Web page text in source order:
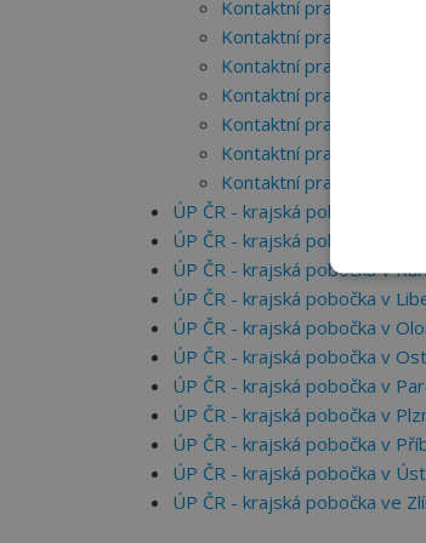
Kontaktní pracoviště
Kontaktní pracoviště
Kontaktní pracoviště
Kontaktní pracoviště
Kontaktní pracoviště
Kontaktní pracoviště
Kontaktní pracoviště
ÚP ČR - krajská pobočka v
ÚP ČR - krajská pobočka v
ÚP ČR - krajská pobočka v
ÚP ČR - krajská pobočka v
ÚP ČR - krajská pobočka v
ÚP ČR - krajská pobočka v
ÚP ČR - krajská pobočka v
ÚP ČR - krajská pobočka v
ÚP ČR - krajská pobočka v
ÚP ČR - krajská pobočka v
ÚP ČR - krajská pobočka ve